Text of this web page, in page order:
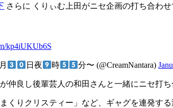
さらに くりぃむ上田がニセ企画の打ち合わ
kp4iUKUb6S
月 日夜 時 分〜 (@CreamNantara)
良し後輩芸人の和田さんと一緒にニセ打ち
りクリスティー」など、ギャグを連発す